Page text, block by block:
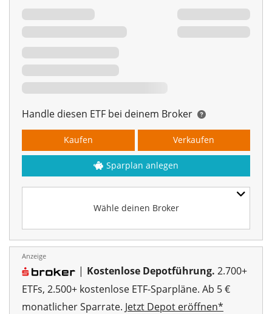
Handle diesen ETF bei deinem Broker
Wähle deinen Broker
Kaufen Verkaufen
Sparplan anlegen
Anzeige
| Kostenlose Depotführung. 2.700+
ETFs, 2.500+ kostenlose ETF-Sparpläne. Ab 5 €
monatlicher Sparrate. Jetzt Depot eröffnen*